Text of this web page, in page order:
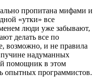
пропитана мифами и
«утки» все
люди уже забывают,
делать все по
возможно, и не правила
пучине надуманных
помощник в этом
опытных программистов.